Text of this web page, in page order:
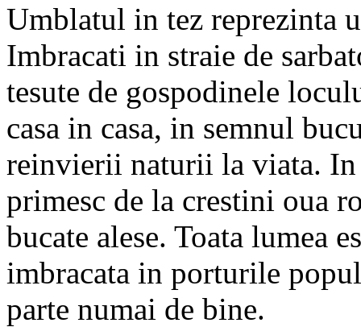
Umblatul in tez reprezinta
Imbracati in straie de
tesute de gospodinele
casa in casa, in semnul
reinvierii naturii la viata.
primesc de la crestini oua
bucate alese. Toata lumea
imbracata in porturile
parte numai de bine.